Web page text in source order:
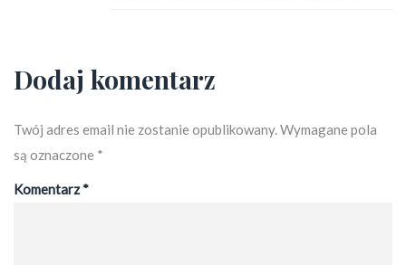
Dodaj komentarz
Twój adres email nie zostanie opublikowany. Wymagane pola
są oznaczone *
Komentarz*